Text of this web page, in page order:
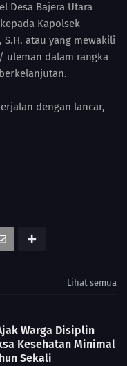
Desa Bajera Utara
Kapolsek
S.H. atau yang mewakili
uleman dalam rangka
dengan lancar,
Lihat semua
Warga Disiplin
Kesehatan Minimal
Sekali